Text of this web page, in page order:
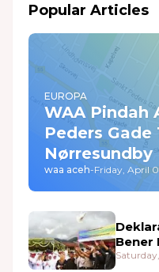
Popular Articles
EUROPA
WAA Pindah
Peders Gade
Nørresundby
waa aceh-Friday, April
Bener